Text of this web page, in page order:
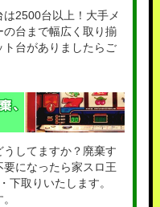
2500台以上！大手メ
台まで幅広く取り揃
ト台がありましたらご
してますか？廃棄す
になったら家スロ王
下取りいたします。